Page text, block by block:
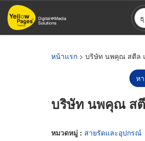
ข้าม
ไป
หน้าแรก > บริษัท นพคุณ สตีล
ห
บริษัท นพคุณ สตี
หมวดหมู่ : สายรัดและอุปกรณ์